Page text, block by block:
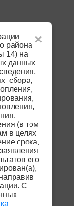
×
района
14) на
данных
сбора,
(в том
в целях
срока,
его
С